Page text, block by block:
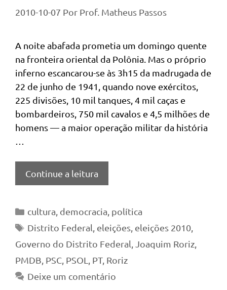
2010-10-07 Por Prof. Matheus Passos
A noite abafada prometia um domingo quente
na fronteira oriental da Polônia. Mas o próprio
inferno escancarou-se às 3h15 da madrugada de
22 de junho de 1941, quando nove exércitos,
225 divisões, 10 mil tanques, 4 mil caças e
bombardeiros, 750 mil cavalos e 4,5 milhões de
homens — a maior operação militar da história
Continue a leitura
Categorias
cultura democracia política
Tags
Distrito Federal eleições, eleições 2010,
Governo do Distrito Federal
Joaquim Roriz
PMDB PSC PSOL PT, Roriz
Deixe um comentário